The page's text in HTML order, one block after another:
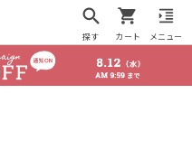
探す カート メニュー